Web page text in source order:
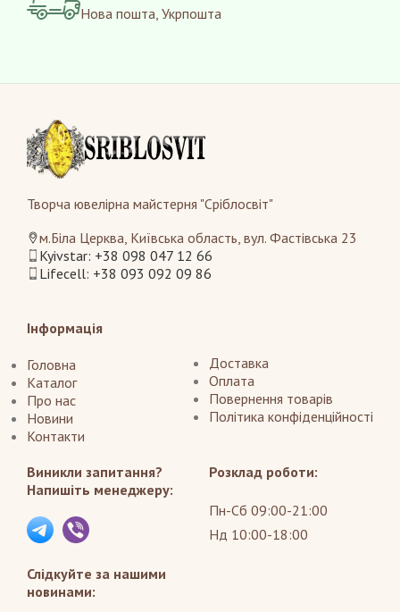
Нова пошта, Укрпошта
Творча ювелірна майстерня "Сріблосвіт"
м.Біла Церква, Київська область, вул. Фастівська 23
Kyivstar: +38 098 047 12 66
Lifecell: +38 093 092 09 86
Інформація
Головна
Каталог
Про нас
Новини
Контакти
Доставка
Оплата
Повернення товарів
Політика конфіденційності
Виникли запитання?
Напишіть менеджеру:
Слідкуйте за нашими
новинами:
Розклад роботи:
Пн-Сб 09:00-21:00
Нд 10:00-18:00